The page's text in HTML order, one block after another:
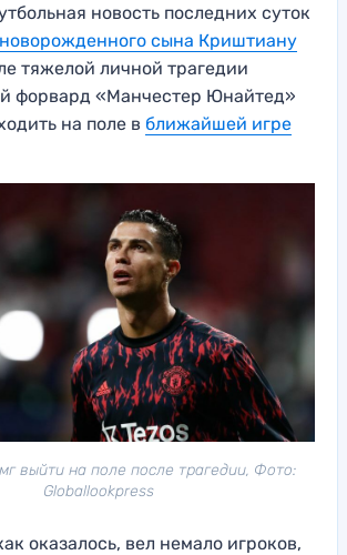
новость последних суток
новорожденного сына Криштиану
тяжелой личной трагедии
форвард «Манчестер Юнайтед»
на поле в ближайшей игре
выйти на поле после трагедии, Фото:
Globallookpress
оказалось, вел немало игроков,